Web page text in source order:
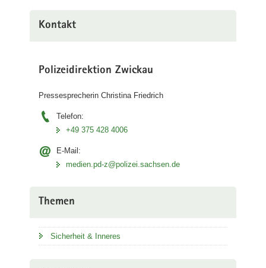
Kontakt
Polizeidirektion Zwickau
Pressesprecherin Christina Friedrich
Telefon:
+49 375 428 4006
E-Mail:
medien.pd-z@polizei.sachsen.de
Themen
Sicherheit & Inneres